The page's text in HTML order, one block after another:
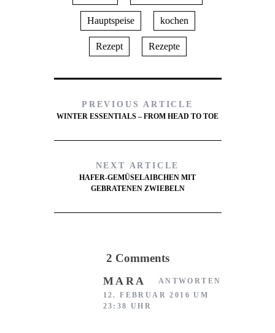
Hauptspeise kochen
Rezept Rezepte
PREVIOUS ARTICLE
WINTER ESSENTIALS – FROM HEAD TO TOE
NEXT ARTICLE
HAFER-GEMÜSELAIBCHEN MIT
GEBRATENEN ZWIEBELN
2 Comments
MARA
12. FEBRUAR 2016 UM
23:38 UHR
ANTWORTEN